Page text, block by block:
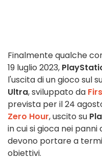
Finalmente qualche
19 luglio 2023,
l'uscita di un gioco sul
Ultra, sviluppato da
prevista per il 24
Zero Hour, uscito su
in cui si gioca nei
devono portare a
obiettivi.